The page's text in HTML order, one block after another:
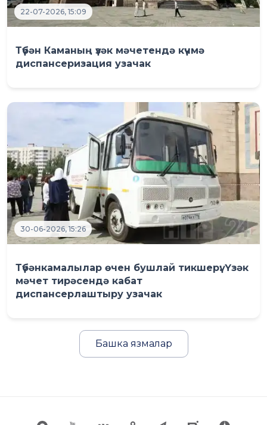
22-07-2026, 15:09
Түбән Каманың үзәк мәчетендә күчмә
диспансеризация узачак
30-06-2026, 15:26
Түбәнкамалылар өчен бушлай тикшерү: Үзәк
мәчет тирәсендә кабат
диспансерлаштыру узачак
Башка язмалар